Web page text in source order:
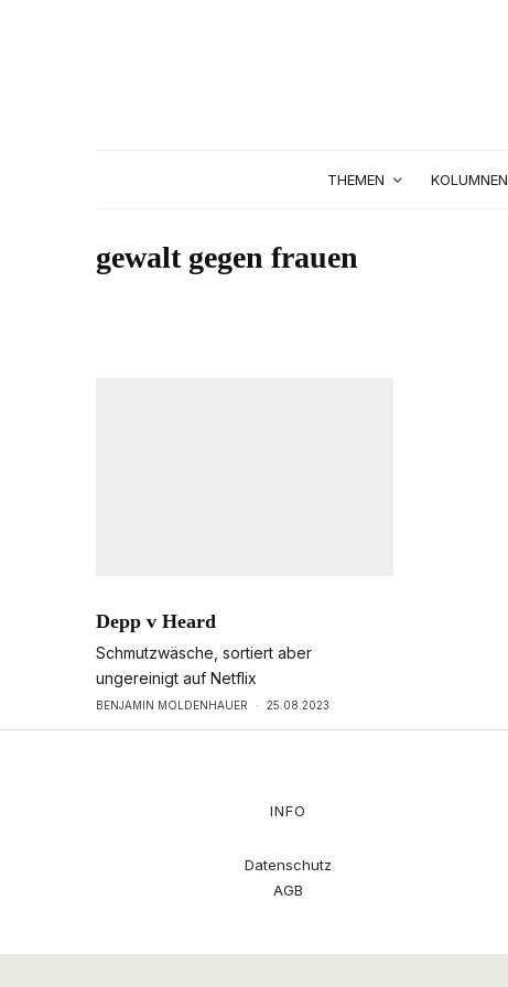
THEMEN KOLUMNEN
gewalt gegen frauen
Depp v Heard
Schmutzwäsche, sortiert aber
ungereinigt auf Netflix
BENJAMIN MOLDENHAUER · 25.08.2023
INFO
Datenschutz
AGB